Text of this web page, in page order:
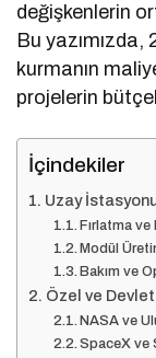
değişkenlerin
Bu yazımızda,
kurmanın
projelerin
İçindekiler
Uzay
Fırlatma
Modül
Bakım ve
Özel ve
NASA ve
SpaceX ve